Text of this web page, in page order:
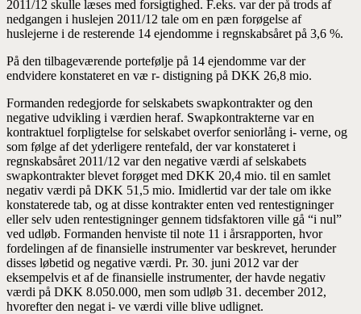
2011/12 skulle læses med forsigtighed. F.eks. var der på trods af
nedgangen i huslejen 2011/12 tale om en pæn forøgelse af
huslejerne i de resterende 14 ejendomme i regnskabsåret på 3,6 %.
På den tilbageværende portefølje på 14 ejendomme var der
endvidere konstateret en væ r- distigning på DKK 26,8 mio.
Formanden redegjorde for selskabets swapkontrakter og den
negative udvikling i værdien heraf. Swapkontrakterne var en
kontraktuel forpligtelse for selskabet overfor seniorlång i- verne, og
som følge af det yderligere rentefald, der var konstateret i
regnskabsåret 2011/12 var den negative værdi af selskabets
swapkontrakter blevet forøget med DKK 20,4 mio. til en samlet
negativ værdi på DKK 51,5 mio. Imidlertid var der tale om ikke
konstaterede tab, og at disse kontrakter enten ved rentestigninger
eller selv uden rentestigninger gennem tidsfaktoren ville gå “i nul”
ved udløb. Formanden henviste til note 11 i årsrapporten, hvor
fordelingen af de finansielle instrumenter var beskrevet, herunder
disses løbetid og negative værdi. Pr. 30. juni 2012 var der
eksempelvis et af de finansielle instrumenter, der havde negativ
værdi på DKK 8.050.000, men som udløb 31. december 2012,
hvorefter den negat i- ve værdi ville blive udlignet.